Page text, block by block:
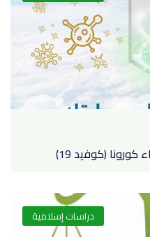
(كوفيد 19)
دراسات إسلامية